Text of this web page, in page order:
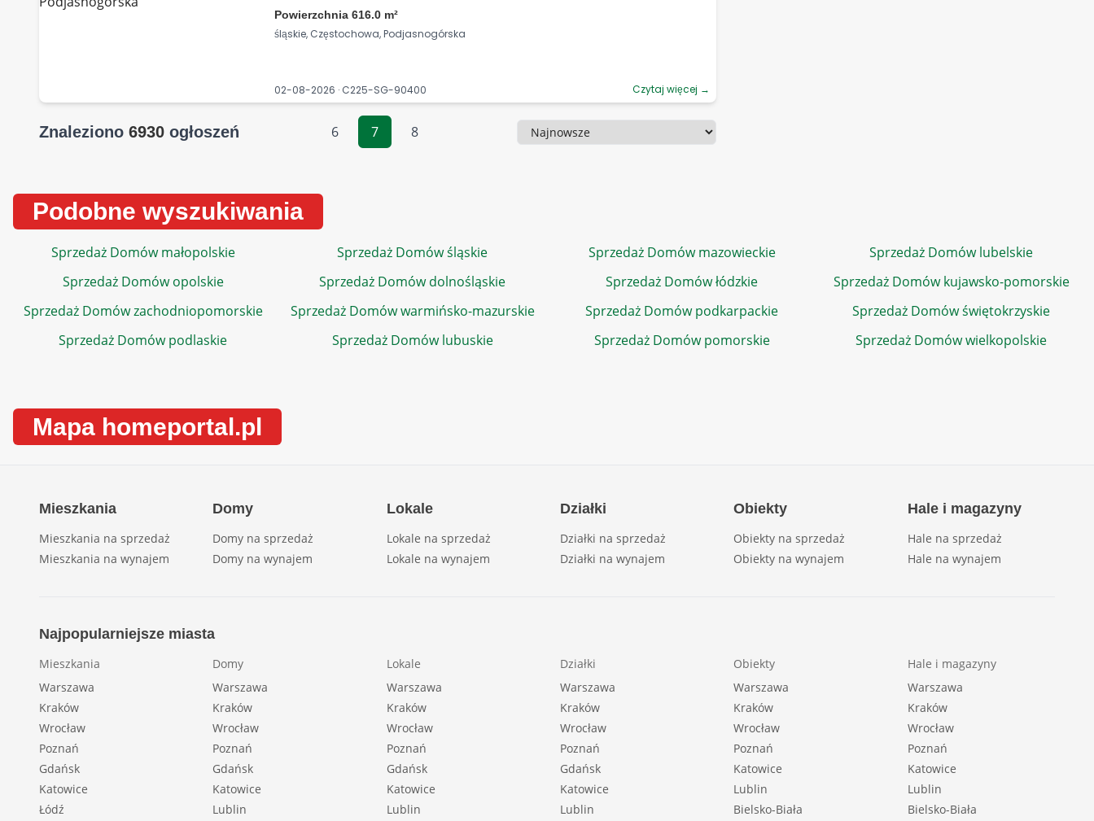
Powierzchnia 616.0 m²
śląskie, Częstochowa, Podjasnogórska
02-08-2026 · C225-SG-90400 Czytaj więcej →
Znaleziono 6930 ogłoszeń 6 7 8 Sortowanie
Podobne wyszukiwania
Sprzedaż Domów małopolskie Sprzedaż Domów śląskie Sprzedaż Domów mazowieckie
Sprzedaż Domów lubelskie
Sprzedaż Domów opolskie
Sprzedaż Domów dolnośląskie Sprzedaż Domów łódzkie
Sprzedaż Domów kujawsko-pomorskie
Sprzedaż Domów zachodniopomorskie
Sprzedaż Domów warmińsko-mazurskie Sprzedaż Domów podkarpackie
Sprzedaż Domów świętokrzyskie
Sprzedaż Domów podlaskie
Sprzedaż Domów lubuskie Sprzedaż Domów pomorskie Sprzedaż Domów wielkopolskie
Mapa homeportal.pl
Mieszkania
Mieszkania na sprzedaż
Mieszkania na wynajem
Domy
Domy na sprzedaż
Domy na wynajem
Lokale
Lokale na sprzedaż
Lokale na wynajem
Działki
Działki na sprzedaż
Działki na wynajem
Obiekty
Obiekty na sprzedaż
Obiekty na wynajem
Hale i magazyny
Hale na sprzedaż
Hale na wynajem
Najpopularniejsze miasta
Mieszkania
Warszawa
Kraków
Wrocław
Poznań
Gdańsk
Katowice
Łódź
Domy
Warszawa
Kraków
Wrocław
Poznań
Gdańsk
Katowice
Lublin
Lokale
Warszawa
Kraków
Wrocław
Poznań
Gdańsk
Katowice
Lublin
Działki
Warszawa
Kraków
Wrocław
Poznań
Gdańsk
Katowice
Lublin
Obiekty
Warszawa
Kraków
Wrocław
Poznań
Katowice
Lublin
Bielsko-Biała
Hale i magazyny
Warszawa
Kraków
Wrocław
Poznań
Katowice
Lublin
Bielsko-Biała